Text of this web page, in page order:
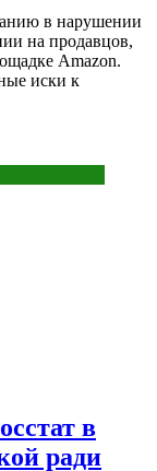
в нарушении
на продавцов,
Amazon.
иски к
в
ради